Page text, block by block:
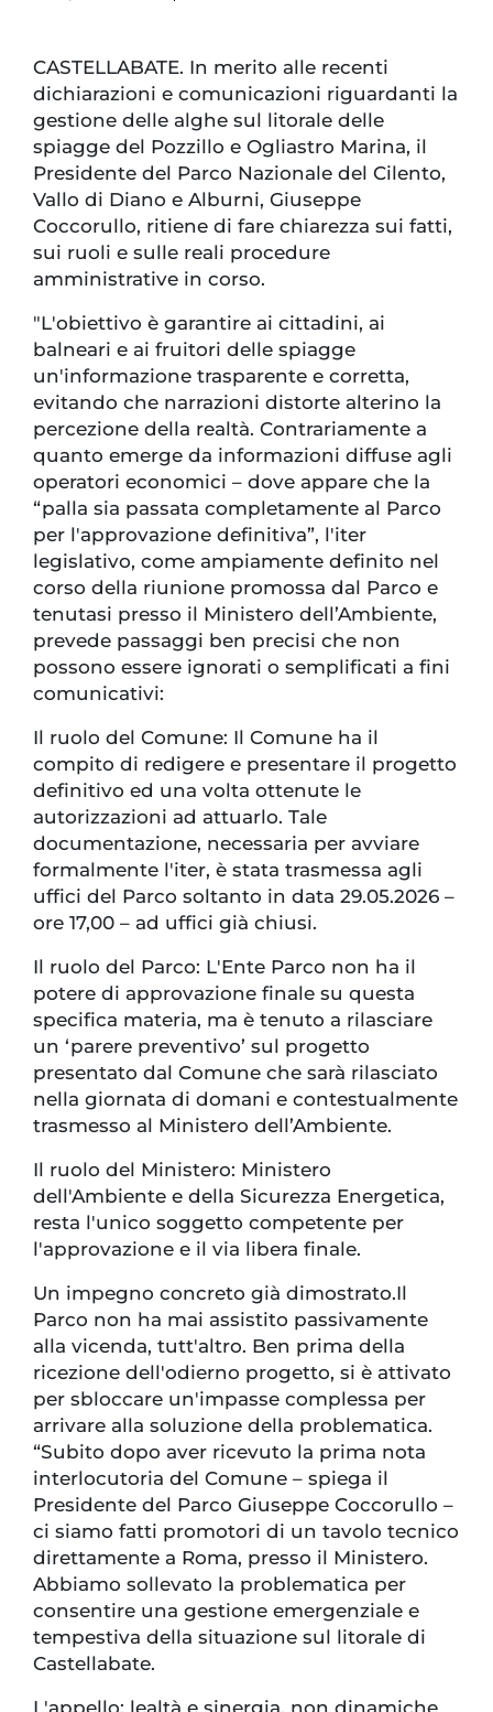
CASTELLABATE. In merito alle recenti
dichiarazioni e comunicazioni riguardanti la
gestione delle alghe sul litorale delle
spiagge del Pozzillo e Ogliastro Marina, il
Presidente del Parco Nazionale del Cilento,
Vallo di Diano e Alburni, Giuseppe
Coccorullo, ritiene di fare chiarezza sui fatti,
sui ruoli e sulle reali procedure
amministrative in corso.
"L'obiettivo è garantire ai cittadini, ai
balneari e ai fruitori delle spiagge
un'informazione trasparente e corretta,
evitando che narrazioni distorte alterino la
percezione della realtà. Contrariamente a
quanto emerge da informazioni diffuse agli
operatori economici – dove appare che la
“palla sia passata completamente al Parco
per l'approvazione definitiva”, l'iter
legislativo, come ampiamente definito nel
corso della riunione promossa dal Parco e
tenutasi presso il Ministero dell’Ambiente,
prevede passaggi ben precisi che non
possono essere ignorati o semplificati a fini
comunicativi:
Il ruolo del Comune: Il Comune ha il
compito di redigere e presentare il progetto
definitivo ed una volta ottenute le
autorizzazioni ad attuarlo. Tale
documentazione, necessaria per avviare
formalmente l'iter, è stata trasmessa agli
uffici del Parco soltanto in data 29.05.2026 –
ore 17,00 – ad uffici già chiusi.
Il ruolo del Parco: L'Ente Parco non ha il
potere di approvazione finale su questa
specifica materia, ma è tenuto a rilasciare
un ‘parere preventivo’ sul progetto
presentato dal Comune che sarà rilasciato
nella giornata di domani e contestualmente
trasmesso al Ministero dell’Ambiente.
Il ruolo del Ministero: Ministero
dell'Ambiente e della Sicurezza Energetica,
resta l'unico soggetto competente per
l'approvazione e il via libera finale.
Un impegno concreto già dimostrato.Il
Parco non ha mai assistito passivamente
alla vicenda, tutt'altro. Ben prima della
ricezione dell'odierno progetto, si è attivato
per sbloccare un'impasse complessa per
arrivare alla soluzione della problematica.
“Subito dopo aver ricevuto la prima nota
interlocutoria del Comune – spiega il
Presidente del Parco Giuseppe Coccorullo –
ci siamo fatti promotori di un tavolo tecnico
direttamente a Roma, presso il Ministero.
Abbiamo sollevato la problematica per
consentire una gestione emergenziale e
tempestiva della situazione sul litorale di
Castellabate.